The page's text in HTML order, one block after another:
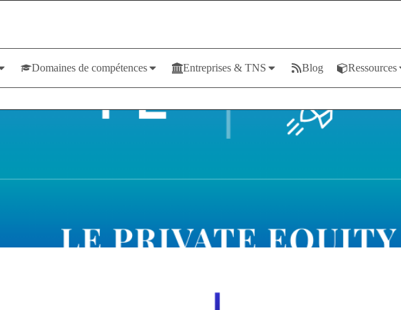
Domaines de compétences Entreprises & TNS Blog Ressources